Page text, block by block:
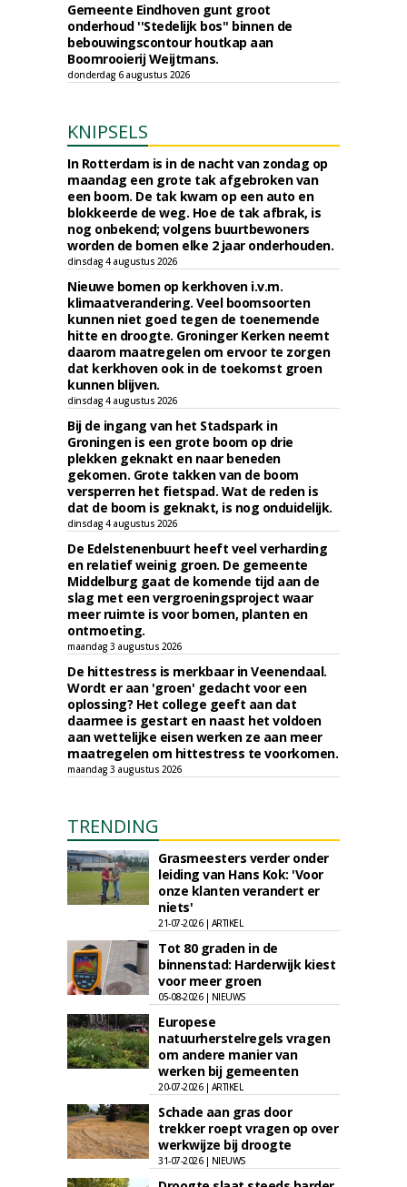
Gemeente Eindhoven gunt groot
onderhoud ''Stedelijk bos'' binnen de
bebouwingscontour houtkap aan
Boomrooierij Weijtmans.
donderdag 6 augustus 2026
KNIPSELS
In Rotterdam is in de nacht van zondag op
maandag een grote tak afgebroken van
een boom. De tak kwam op een auto en
blokkeerde de weg. Hoe de tak afbrak, is
nog onbekend; volgens buurtbewoners
worden de bomen elke 2 jaar onderhouden.
dinsdag 4 augustus 2026
Nieuwe bomen op kerkhoven i.v.m.
klimaatverandering. Veel boomsoorten
kunnen niet goed tegen de toenemende
hitte en droogte. Groninger Kerken neemt
daarom maatregelen om ervoor te zorgen
dat kerkhoven ook in de toekomst groen
kunnen blijven.
dinsdag 4 augustus 2026
Bij de ingang van het Stadspark in
Groningen is een grote boom op drie
plekken geknakt en naar beneden
gekomen. Grote takken van de boom
versperren het fietspad. Wat de reden is
dat de boom is geknakt, is nog onduidelijk.
dinsdag 4 augustus 2026
De Edelstenenbuurt heeft veel verharding
en relatief weinig groen. De gemeente
Middelburg gaat de komende tijd aan de
slag met een vergroeningsproject waar
meer ruimte is voor bomen, planten en
ontmoeting.
maandag 3 augustus 2026
De hittestress is merkbaar in Veenendaal.
Wordt er aan 'groen' gedacht voor een
oplossing? Het college geeft aan dat
daarmee is gestart en naast het voldoen
aan wettelijke eisen werken ze aan meer
maatregelen om hittestress te voorkomen.
maandag 3 augustus 2026
TRENDING
Grasmeesters verder onder
leiding van Hans Kok: 'Voor
onze klanten verandert er
niets'
21-07-2026 | ARTIKEL
Tot 80 graden in de
binnenstad: Harderwijk kiest
voor meer groen
05-08-2026 | NIEUWS
Europese
natuurherstelregels vragen
om andere manier van
werken bij gemeenten
20-07-2026 | ARTIKEL
Schade aan gras door
trekker roept vragen op over
werkwijze bij droogte
31-07-2026 | NIEUWS